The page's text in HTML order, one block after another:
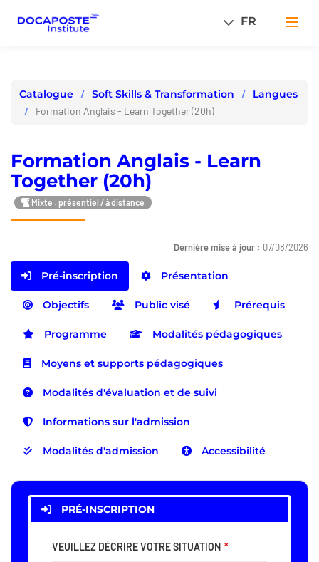
FR
Catalogue Soft Skills & Transformation Langues
Formation Anglais - Learn Together (20h)
Formation Anglais - Learn
Together (20h)
Mixte : présentiel / à distance
Dernière mise à jour : 07/08/2026
Pré-inscription Présentation
Objectifs Public visé Prérequis
Programme Modalités pédagogiques
Moyens et supports pédagogiques
Modalités d'évaluation et de suivi
Informations sur l'admission
Modalités d'admission Accessibilité
PRÉ-INSCRIPTION
VEUILLEZ DÉCRIRE VOTRE SITUATION